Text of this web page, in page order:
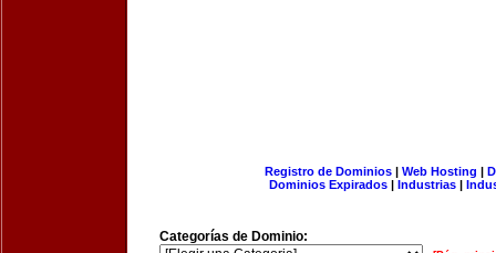
Registro de Dominios| Web Hosting |
Dominios Expirados | Industrias |
Categorías de Dominio: